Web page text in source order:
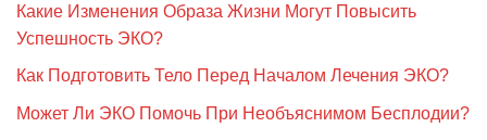
Какие Изменения Образа Жизни Могут Повысить
Успешность ЭКО?
Как Подготовить Тело Перед Началом Лечения ЭКО?
Может Ли ЭКО Помочь При Необъяснимом Бесплодии?